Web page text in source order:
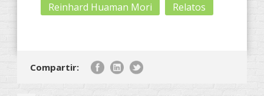
Reinhard Huaman Mori
Relatos
Compartir: